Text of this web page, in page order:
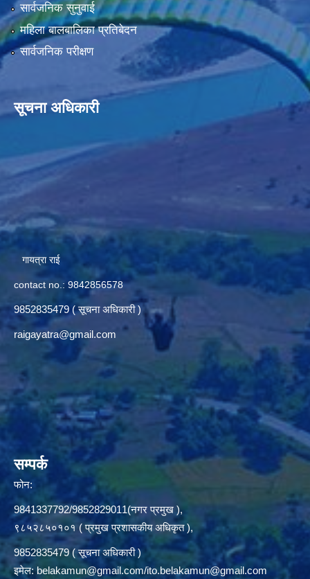
सार्वजनिक सुनुवाई
महिला बालबालिका प्रतिबेदन
सार्वजनिक परीक्षण
सूचना अधिकारी
गायत्रा राई
contact no.: 9842856578
9852835479 ( सूचना अधिकारी )
raigayatra@gmail.com
सम्पर्क
फोन:
9841337792/9852829011(नगर प्रमुख ),
९८५२८५०१०१ ( प्रमुख प्रशासकीय अधिकृत ),
9852835479 ( सूचना अधिकारी )
इमेल:belakamun@gmail.com/ito.belakamun@gmail.com